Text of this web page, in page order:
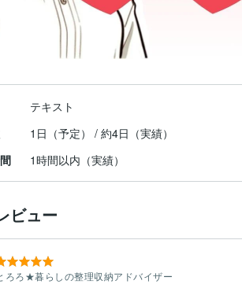
テキスト
1日（予定） / 約4日（実績）
1時間以内（実績）
ビュー
ろろ★暮らしの整理収納アドバイザー